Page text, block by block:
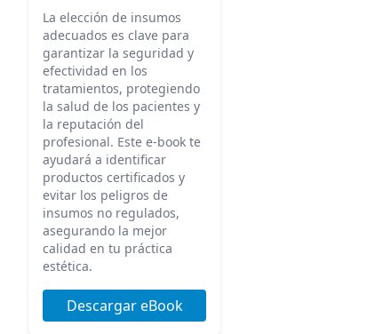
La elección de insumos
adecuados es clave para
garantizar la seguridad y
efectividad en los
tratamientos, protegiendo
la salud de los pacientes y
la reputación del
profesional. Este e-book te
ayudará a identificar
productos certificados y
evitar los peligros de
insumos no regulados,
asegurando la mejor
calidad en tu práctica
estética.
Descargar eBook